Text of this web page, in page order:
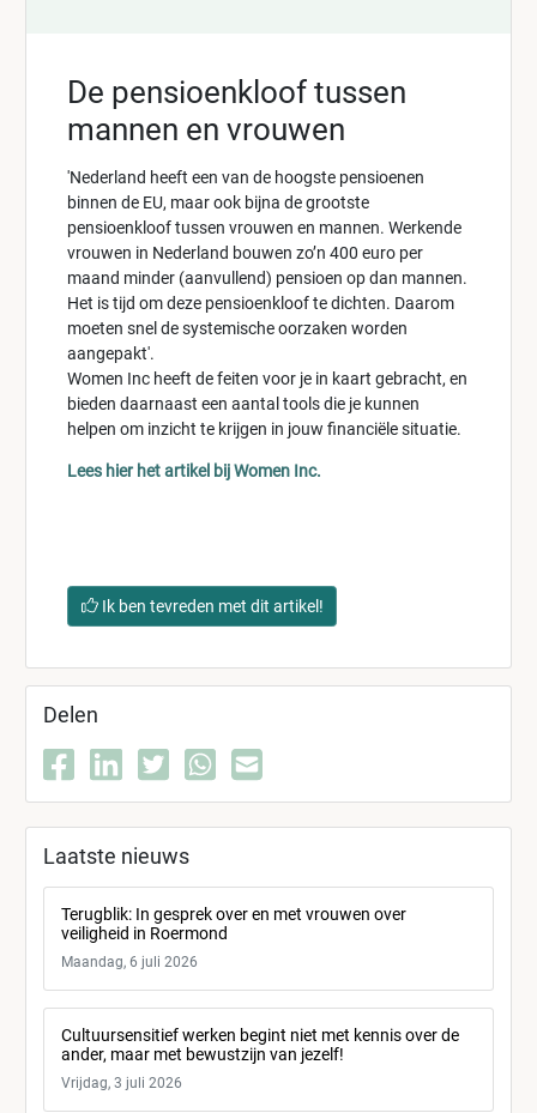
De pensioenkloof tussen
mannen en vrouwen
'Nederland heeft een van de hoogste pensioenen
binnen de EU, maar ook bijna de grootste
pensioenkloof tussen vrouwen en mannen. Werkende
vrouwen in Nederland bouwen zo’n 400 euro per
maand minder (aanvullend) pensioen op dan mannen.
Het is tijd om deze pensioenkloof te dichten. Daarom
moeten snel de systemische oorzaken worden
aangepakt'.
Women Inc heeft de feiten voor je in kaart gebracht, en
bieden daarnaast een aantal tools die je kunnen
helpen om inzicht te krijgen in jouw financiële situatie.
Lees hier het artikel bij Women Inc.
Ik ben tevreden met dit artikel!
Delen
Laatste nieuws
Terugblik: In gesprek over en met vrouwen over
veiligheid in Roermond
Maandag, 6 juli 2026
Cultuursensitief werken begint niet met kennis over de
ander, maar met bewustzijn van jezelf!
Vrijdag, 3 juli 2026